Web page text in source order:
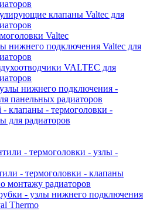
клапаны Valtec для
Valtec
нижнего подключения Valtec для
VALTEC для
нижнего подключения -
панельных радиаторов
- клапаны - термоголовки -
для радиаторов
- термоголовки - узлы -
- термоголовки - клапаны
монтажу радиаторов
- узлы нижнего подключения
Thermo